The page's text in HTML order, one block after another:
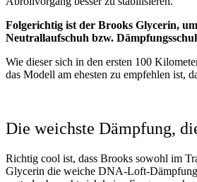
Folgerichtig ist der Brooks Glycerin, um
Neutrallaufschuh bzw.
Wie dieser sich in den ersten 100
das Modell am ehesten zu empfehlen ist,
Die weichste Dämpfung,
Richtig cool ist, dass Brooks sowohl im
Glycerin die weiche DNA-Loft-